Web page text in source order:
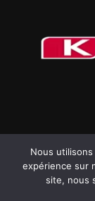
QUI SOMMES-
Nous
expérience sur
site, nous